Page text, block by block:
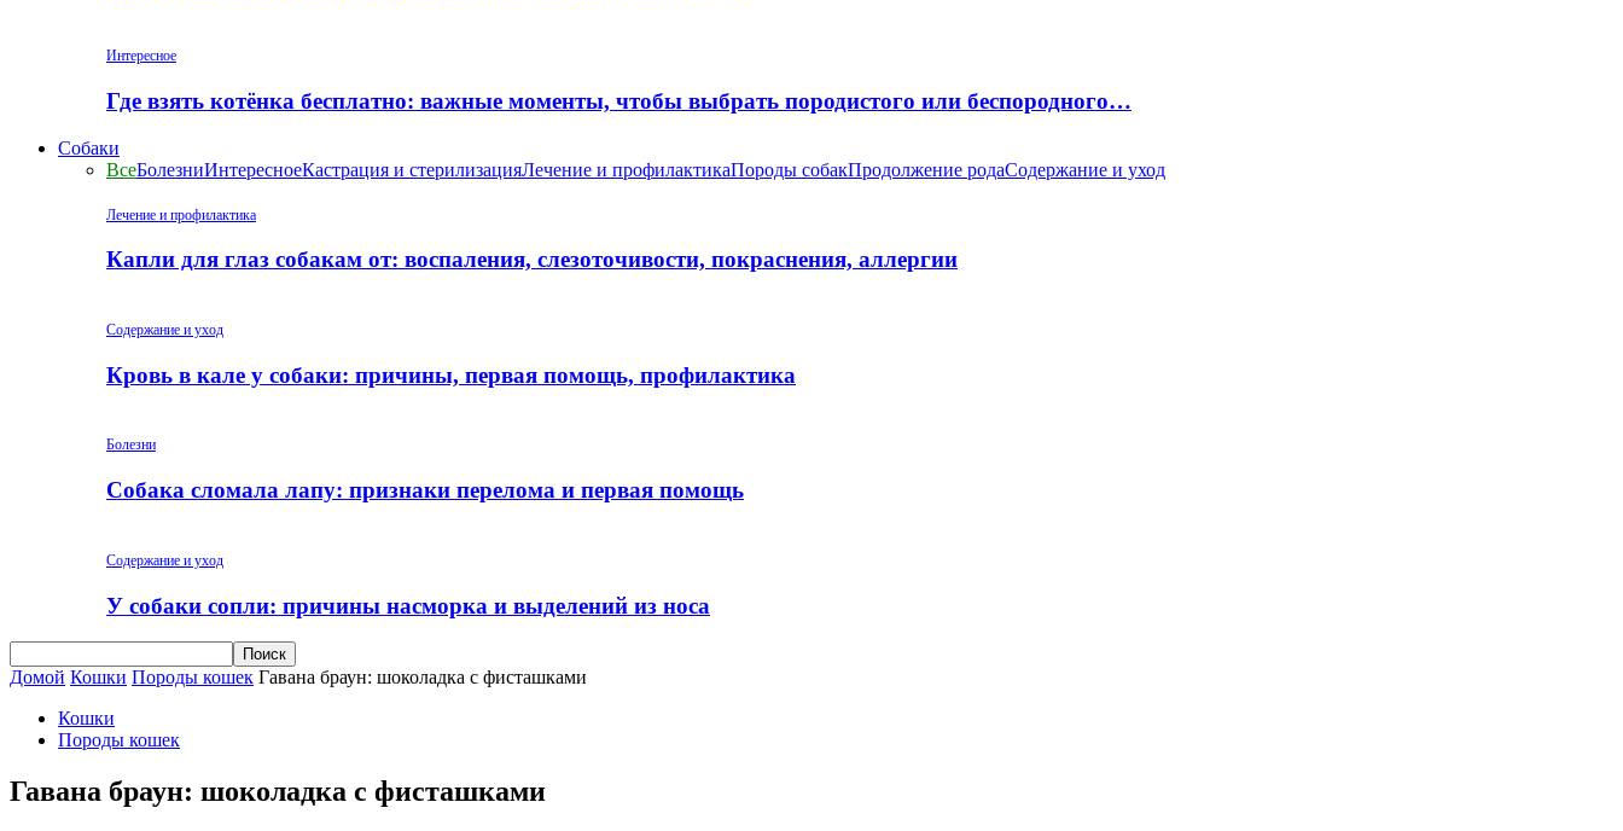
Интересное
Где взять котёнка бесплатно: важные моменты, чтобы выбрать породистого или беспородного…
Собаки
ВсеБолезниИнтересноеКастрация и стерилизацияЛечение и профилактикаПороды собакПродолжение родаСодержание и уход
Лечение и профилактика
Капли для глаз собакам от: воспаления, слезоточивости, покраснения, аллергии
Содержание и уход
Кровь в кале у собаки: причины, первая помощь, профилактика
Болезни
Собака сломала лапу: признаки перелома и первая помощь
Содержание и уход
У собаки сопли: причины насморка и выделений из носа
Домой Кошки Породы кошек Гавана браун: шоколадка с фисташками
Кошки
Породы кошек
Гавана браун: шоколадка с фисташками